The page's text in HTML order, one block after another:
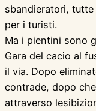
sbandieratori,
per i turisti.
Ma i pientini sono
Gara del cacio al
il via. Dopo
contrade, dopo
attraverso